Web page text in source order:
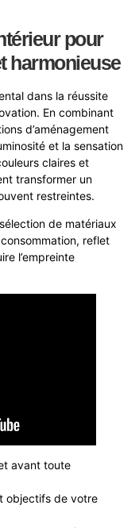
pour
harmonieuse
dans la réussite
En combinant
d’aménagement
et la sensation
claires et
transformer un
restreintes.
de matériaux
reflet
l’empreinte
avant toute
objectifs de votre